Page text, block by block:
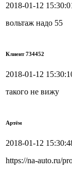
2018-01-12
вольтаж надо 55
Клиент 734452
2018-01-12
такого не вижу
Артём
2018-01-12
https://na-auto.ru/